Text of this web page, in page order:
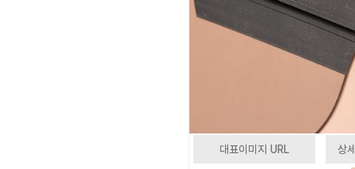
대표이미지 URL 상